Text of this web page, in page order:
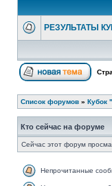
РЕЗУЛЬТАТЫ
Список форумов » Кубок
Кто сейчас на форуме
Сейчас этот форум
Непрочитанные